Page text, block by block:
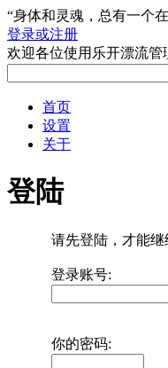
“身体和灵魂，总有一个
登录或注册
欢迎各位使用乐开漂流管
首页
设置
关于
登陆
请先登陆，才能继
登录账号:
你的密码: